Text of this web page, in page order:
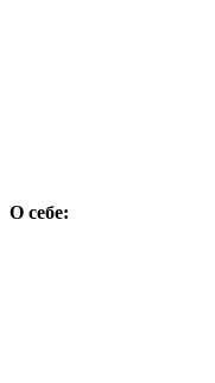
О себе: